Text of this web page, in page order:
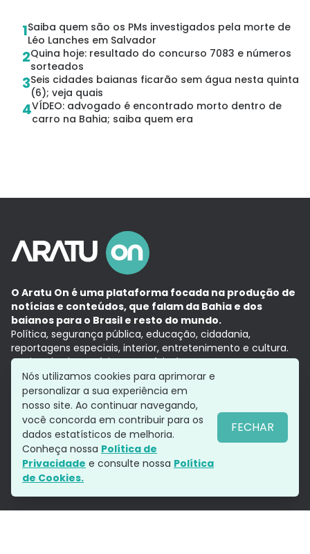
1Saiba quem são os PMs investigados pela morte de
Léo Lanches em Salvador
2Quina hoje: resultado do concurso 7083 e números
sorteados
3Seis cidades baianas ficarão sem água nesta quinta
(6); veja quais
4VÍDEO: advogado é encontrado morto dentro de
carro na Bahia; saiba quem era
O Aratu On é uma plataforma focada na produção de
notícias e conteúdos, que falam da Bahia e dos
baianos para o Brasil e resto do mundo.
Política, segurança pública, educação, cidadania,
reportagens especiais, interior, entretenimento e cultura.
Aqui, tudo vira notícia e a notícia é no tempo presente,
com a credibilidade do Grupo Aratu.
Grupo Aratu
Política de privacidade
Siga-nos
Nós utilizamos cookies para aprimorar e
personalizar a sua experiência em
nosso site. Ao continuar navegando,
você concorda em contribuir para os
dados estatísticos de melhoria.
Conheça nossa Política de
Privacidade e consulte nossa Política
de Cookies.
FECHAR